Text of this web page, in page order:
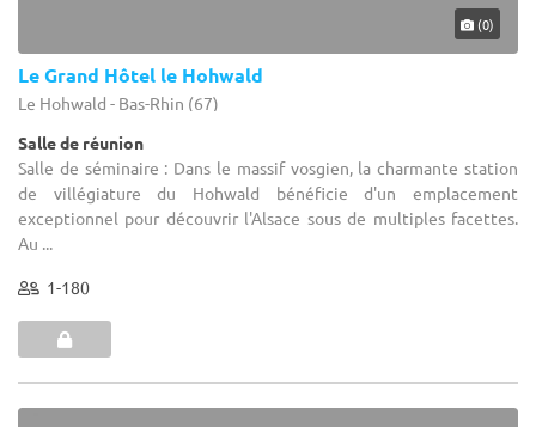
(0)
Le Grand Hôtel le Hohwald
Le Hohwald - Bas-Rhin (67)
Salle de réunion
Salle de séminaire : Dans le massif vosgien, la charmante station
de villégiature du Hohwald bénéficie d'un emplacement
exceptionnel pour découvrir l'Alsace sous de multiples facettes.
Au ...
1-180